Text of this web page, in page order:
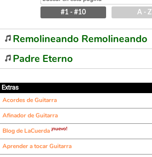
#1 - #10 A - Z
Remolineando Remolineando
Padre Eterno
Extras
Acordes de Guitarra
Afinador de Guitarra
Blog de LaCuerda ¡nuevo!
Aprender a tocar Guitarra